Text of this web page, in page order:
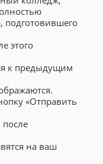
подготовившего
этого
к предыдущим
«Отправить
после
на ваш